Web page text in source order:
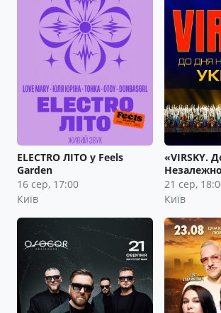
ELECTRO ЛІТО у Feels
Garden
16 сер, 17:00
Київ
«VIRSKY.
21 сер,
Київ